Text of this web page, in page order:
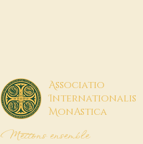
Associatio
Internationalis
MonAstica
Mettons ensemble